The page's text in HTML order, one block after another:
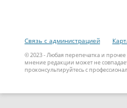
Связь с администрацией
© 2023 - Любая перепечатка и
мнение редакции может не
проконсультируйтесь с